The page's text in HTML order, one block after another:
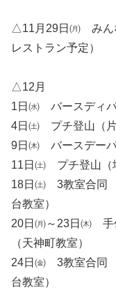
△11月29日㈪ みん
レストラン予定）
△12月
1日㈬ バースディ
4日㈯ プチ登山（片
9日㈭ バースデー
11日㈯ プチ登山（
18日㈯ 3教室合同
台教室）
20日㈪～23日㈭ 手
（天神町教室）
24日㈮ 3教室合同
台教室）